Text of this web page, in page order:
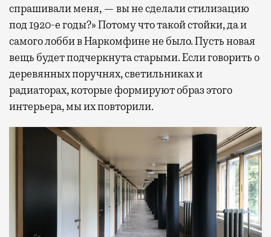
спрашивали меня, — вы не сделали стилизацию
под 1920-е годы?» Потому что такой стойки, да и
самого лобби в Наркомфине не было. Пусть новая
вещь будет подчеркнута старыми. Если говорить о
деревянных поручнях, светильниках и
радиаторах, которые формируют образ этого
интерьера, мы их повторили.